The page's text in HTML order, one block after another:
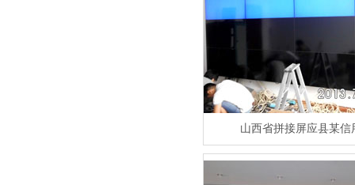
山西省拼接屏应县某信